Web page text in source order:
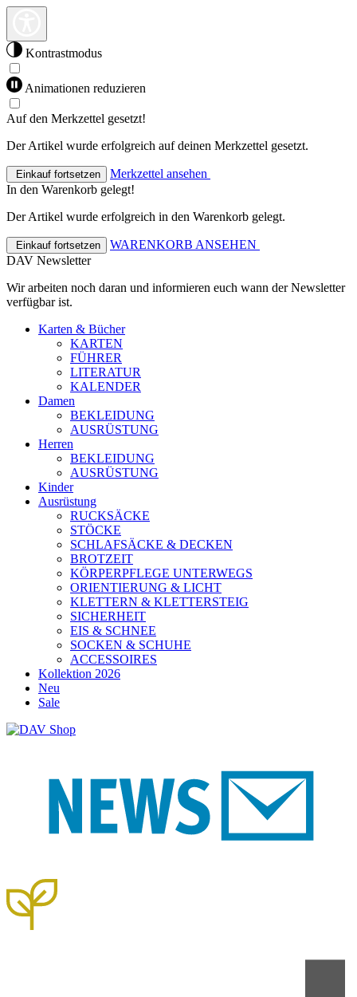
Kontrastmodus
Animationen reduzieren
Auf den Merkzettel gesetzt!
Der Artikel wurde erfolgreich auf deinen Merkzettel gesetzt.
Einkauf fortsetzen
Merkzettel ansehen
In den Warenkorb gelegt!
Der Artikel wurde erfolgreich in den Warenkorb gelegt.
Einkauf fortsetzen
WARENKORB ANSEHEN
DAV Newsletter
Wir arbeiten noch daran und informieren euch wann der Newsletter
verfügbar ist.
Karten & Bücher
KARTEN
FÜHRER
LITERATUR
KALENDER
Damen
BEKLEIDUNG
AUSRÜSTUNG
Herren
BEKLEIDUNG
AUSRÜSTUNG
Kinder
Ausrüstung
RUCKSÄCKE
STÖCKE
SCHLAFSÄCKE & DECKEN
BROTZEIT
KÖRPERPFLEGE UNTERWEGS
ORIENTIERUNG & LICHT
KLETTERN & KLETTERSTEIG
SICHERHEIT
EIS & SCHNEE
SOCKEN & SCHUHE
ACCESSOIRES
Kollektion 2026
Neu
Sale